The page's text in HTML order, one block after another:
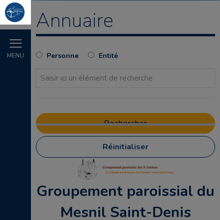
MENU
Annuaire
Personne Entité
Réinitialiser
Groupement paroissial du
Mesnil Saint-Denis